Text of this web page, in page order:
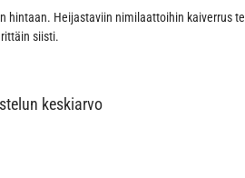
hintaan. Heijastaviin nimilaattoihin kaiverrus
siisti.
keskiarvo